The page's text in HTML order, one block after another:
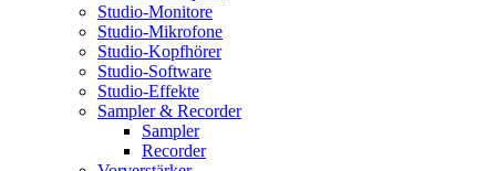
Studio-Monitore
Studio-Mikrofone
Studio-Kopfhörer
Studio-Software
Studio-Effekte
Sampler & Recorder
Sampler
Recorder